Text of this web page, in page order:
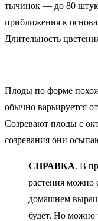
тычинок ― до 80
приближения к
Длительность
Плоды по форме
обычно варьируется
Созревают плоды с
созревания они
СПРАВКА. В
растения можно
домашнем
будет. Но можно